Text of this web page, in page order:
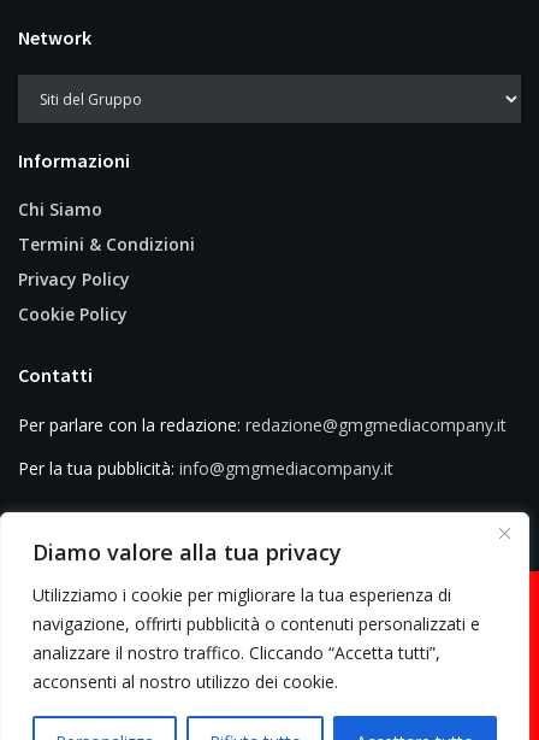
Diamo valore alla tua privacy
Utilizziamo i cookie per migliorare la tua esperienza di
navigazione, offrirti pubblicità o contenuti personalizzati e
analizzare il nostro traffico. Cliccando “Accetta tutti”,
acconsenti al nostro utilizzo dei cookie.
Network
Informazioni
Chi Siamo
Termini & Condizioni
Privacy Policy
Cookie Policy
Contatti
Per parlare con la redazione: redazione@gmgmediacompany.it
Per la tua pubblicità: info@gmgmediacompany.it
03234710642 | C.F: MSSGLC89D15L483O | REA: AV - 313130 | Domicilio